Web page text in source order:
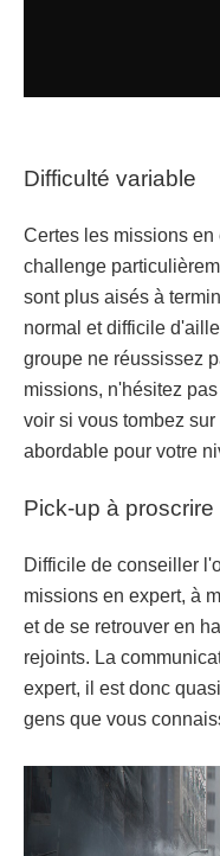
Difficulté variable
Certes les missions en
challenge
sont plus aisés à
normal et difficile
groupe ne réussissez
missions, n'hésitez
voir si vous tombez
abordable pour votre
Pick-up à proscrire
Difficile de conseiller
missions en expert, à
et de se retrouver en
rejoints. La
expert, il est donc
gens que vous